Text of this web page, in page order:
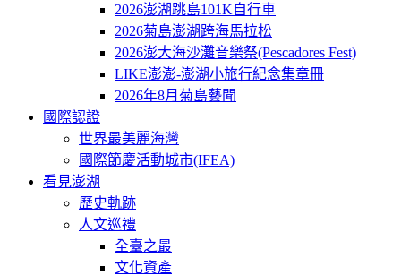
2026澎湖跳島101K自行車
2026菊島澎湖跨海馬拉松
2026澎大海沙灘音樂祭(Pescadores Fest)
LIKE澎澎-澎湖小旅行紀念集章冊
2026年8月菊島藝聞
國際認證
世界最美麗海灣
國際節慶活動城市(IFEA)
看見澎湖
歷史軌跡
人文巡禮
全臺之最
文化資產